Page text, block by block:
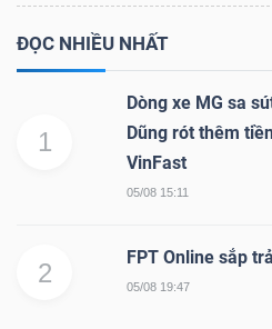
ĐỌC NHIỀU NHẤT
1
Dòng xe MG sa
Dũng rót thêm
VinFast
05/08 15:11
2
FPT Online sắp
05/08 19:47